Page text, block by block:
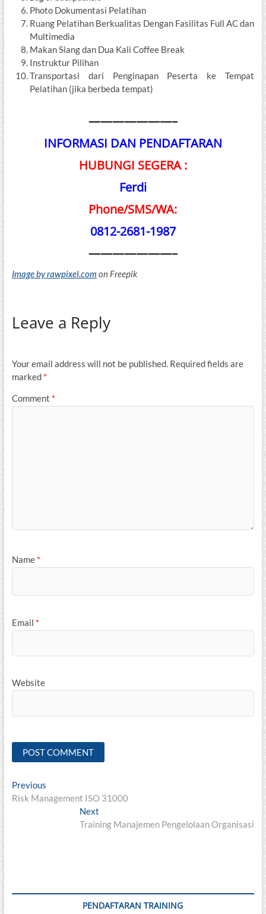
Photo Dokumentasi Pelatihan
Ruang Pelatihan Berkualitas Dengan Fasilitas Full AC dan
Multimedia
Makan Siang dan Dua Kali Coffee Break
Instruktur Pilihan
Transportasi dari Penginapan Peserta ke Tempat
Pelatihan (jika berbeda tempat)
———————–
INFORMASI DAN PENDAFTARAN
HUBUNGI SEGERA :
Ferdi
Phone/SMS/WA:
0812-2681-1987
———————–
Image by rawpixel.com on Freepik
Leave a Reply
Your email address will not be published. Required fields are
marked *
Comment *
Name *
Email *
Website
Post
navigation
PreviousPrevious
post:
Risk Management ISO 31000
Next
post:
Training Manajemen Pengelolaan Organisasi
PENDAFTARAN TRAINING